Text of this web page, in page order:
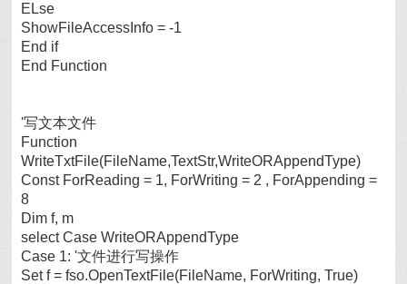
ELse
ShowFileAccessInfo = -1
End if
End Function
'写文本文件
Function
WriteTxtFile(FileName,TextStr,WriteORAppendType)
Const ForReading = 1, ForWriting = 2 , ForAppending =
8
Dim f, m
select Case WriteORAppendType
Case 1: '文件进行写操作
Set f = fso.OpenTextFile(FileName, ForWriting, True)